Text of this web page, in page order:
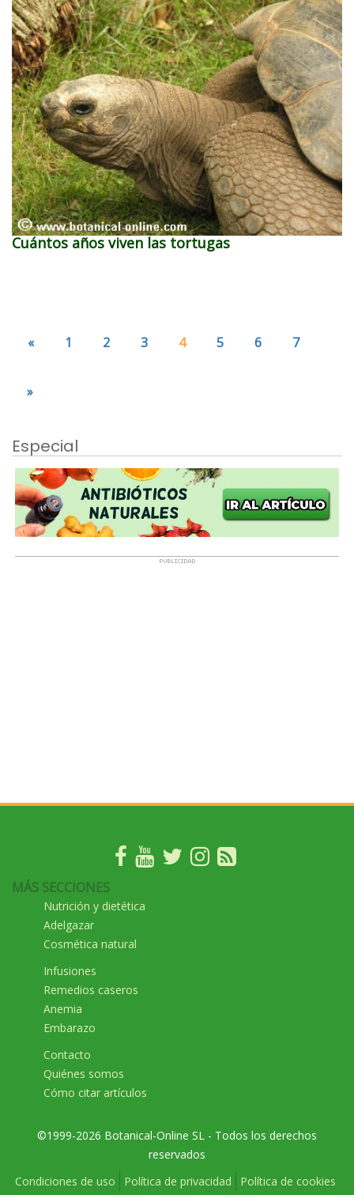
Cuántos años viven las tortugas
« 1 2 3 4 5 6 7
»
Especial
MÁS SECCIONES
Nutrición y dietética
Adelgazar
Cosmética natural
Infusiones
Remedios caseros
Anemia
Embarazo
Contacto
Quiénes somos
Cómo citar artículos
©1999-2026 Botanical-Online SL - Todos los derechos
reservados
Condiciones de uso
Política de privacidad Política de cookies